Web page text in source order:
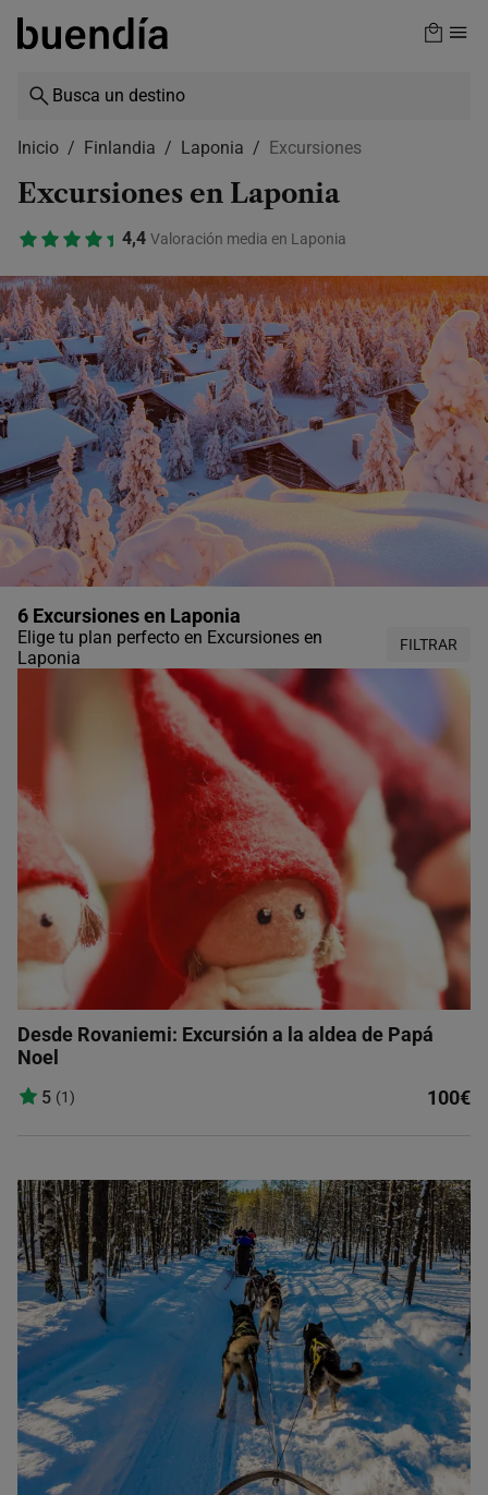
Skip
content
Inicio Finlandia Laponia Excursiones
Excursiones en Laponia
4,4 Valoración media en Laponia
6 Excursiones en Laponia
Elige tu plan perfecto en Excursiones en
Laponia
FILTRAR
Desde Rovaniemi: Excursión a la aldea de Papá
Noel
5 (1) 100€